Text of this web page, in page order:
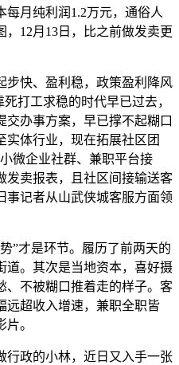
月纯利润1.2万元，通俗人
12月13日，比之前做发卖更
快、盈利稳，政策盈利降风
打工求稳的时代早已过去，
交办事方案，早已撑不起糊口
实体行业，现在拓展社区团
微企业社群、兼职平台接
发卖报表，且社区间接输送客
事记者从山武侠城客服方面领
才是环节。履历了前两天的
道。其次是当地资本，喜好摄
、不被糊口推着走的样子。客
远超收入增速，兼职全职皆
。
政的小林，近日又入手一张